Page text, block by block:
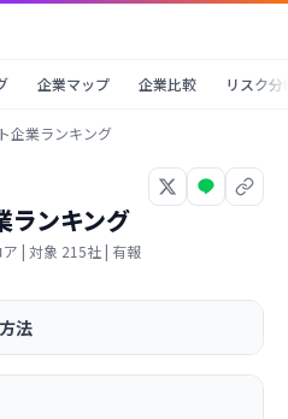
企業マップ 企業比較 リスク分
企業ランキング
ランキング
| 対象 215社 | 有報
法